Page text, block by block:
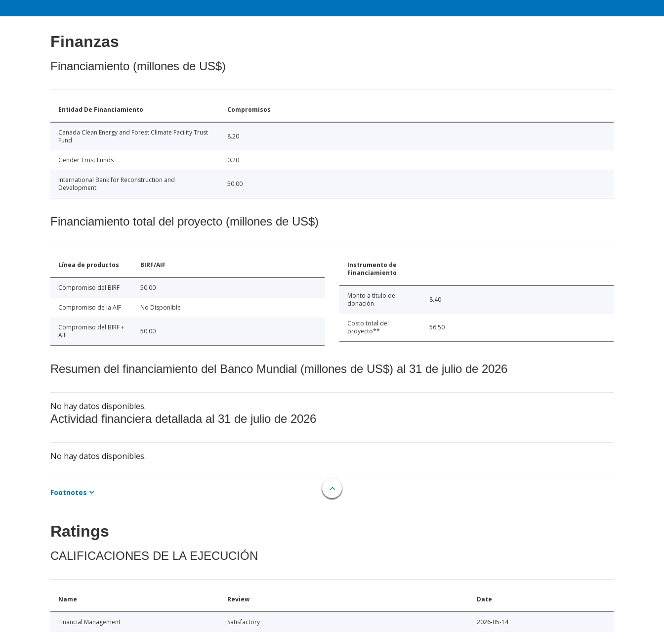
Finanzas
Financiamiento (millones de US$)
Entidad De Financiamiento Compromisos
Canada Clean Energy and Forest Climate Facility Trust
Fund
8.20
Gender Trust Funds 0.20
International Bank for Reconstruction and
Development
50.00
Financiamiento total del proyecto (millones de US$)
Línea de productos BIRF/AIF
Compromiso del BIRF 50.00
Compromiso de la AIF No Disponible
Compromiso del BIRF +
AIF
50.00
Instrumento de
Financiamiento
Monto a título de
donación
8.40
Costo total del
proyecto**
56.50
Resumen del financiamiento del Banco Mundial (millones de US$) al 31 de julio de 2026
No hay datos disponibles.
Actividad financiera detallada al 31 de julio de 2026
No hay datos disponibles.
Footnotes
Ratings
CALIFICACIONES DE LA EJECUCIÓN
Name Review Date
Financial Management Satisfactory 2026-05-14